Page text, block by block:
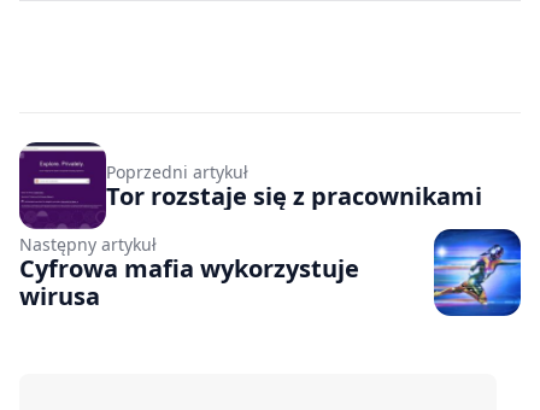
Poprzedni artykuł
Tor rozstaje się z pracownikami
Następny artykuł
Cyfrowa mafia wykorzystuje
wirusa